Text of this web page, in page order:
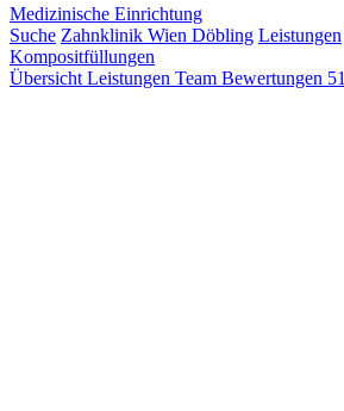
Medizinische Einrichtung
Suche Zahnklinik Wien Döbling Leistungen
Kompositfüllungen
Übersicht Leistungen Team Bewertungen 51